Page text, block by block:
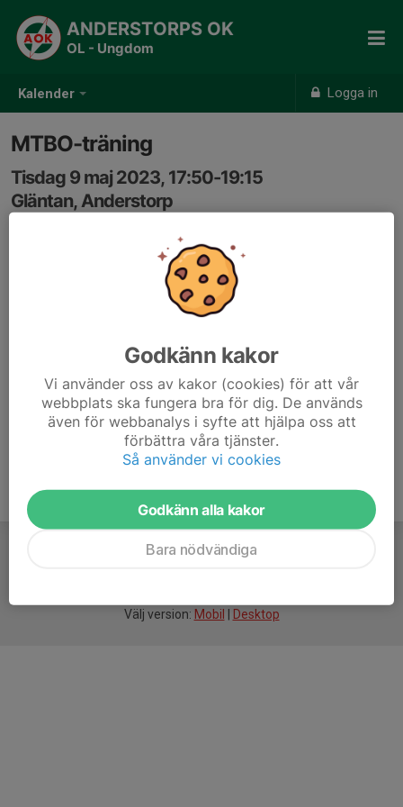
Kalender Logga in
ANDERSTORPS OK
OL - Ungdom
MTBO-träning
Tisdag 9 maj 2023, 17:50-19:15
Gläntan, Anderstorp
Samling: 17:50, Gläntan, Anderstorp
Mtb-O träning, dvs cykelorientering.
3 banor. Den kortaste går bra med vanlig cykel.
Ta med hjälm och om du har även kartställ.
Välj version: Mobil Desktop
Godkänn kakor
Vi använder oss av kakor (cookies) för att vår
webbplats ska fungera bra för dig. De används
även för webbanalys i syfte att hjälpa oss att
förbättra våra tjänster.
Så använder vi cookies
Godkänn alla kakor
Bara nödvändiga